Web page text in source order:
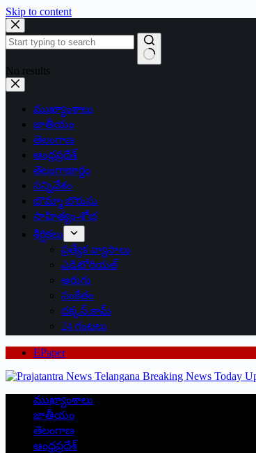
Skip to content
No results
ముఖ్యాంశాలు
జాతీయం
తెలంగాణ
ఆంధ్రప్రదేశ్
తెలంగాణార్థం
సన్నివేశం
బొమ్మా బొరుసు
సాహిత్యం-శోభ
శీర్షికలు
ప్రత్యేక వ్యాసాలు
ఎడిటోరియల్
అరుగు
సంకేతం
దక్కన్.కామ్
24 గంటలు
EPaper
ముఖ్యాంశాలు
జాతీయం
తెలంగాణ
ఆంధ్రప్రదేశ్